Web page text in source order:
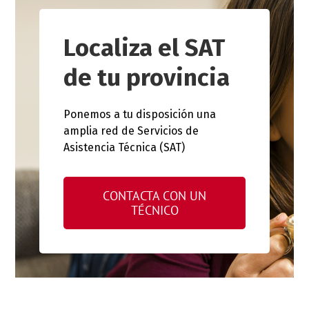
Localiza el SAT
de tu provincia
Ponemos a tu disposición una
amplia red de Servicios de
Asistencia Técnica (SAT)
CONTACTA CON UN
TÉCNICO